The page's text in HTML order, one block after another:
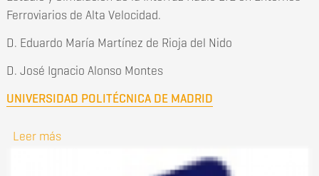
Ferroviarios de Alta Velocidad.
D. Eduardo María Martínez de Rioja del Nido
D. José Ignacio Alonso Montes
UNIVERSIDAD POLITÉCNICA DE MADRID
Leer mássobre Premio FUNDACIÓN TELEFÓNICA en Redes
y Servicios de Telecomunicación.